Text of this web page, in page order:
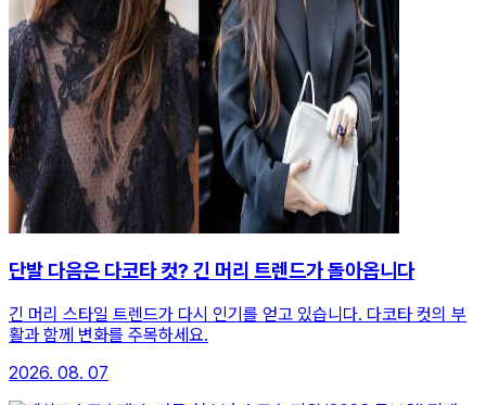
단발 다음은 다코타 컷? 긴 머리 트렌드가 돌아옵니다
긴 머리 스타일 트렌드가 다시 인기를 얻고 있습니다. 다코타 컷의 부
활과 함께 변화를 주목하세요.
2026. 08. 07